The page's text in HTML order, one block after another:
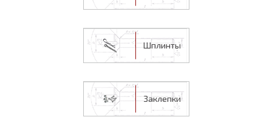
Шплинты
Заклепки